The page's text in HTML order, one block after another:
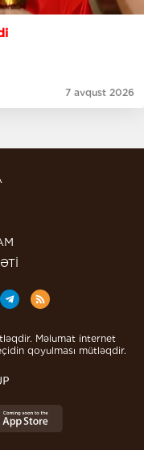
7 avqust 2026
Məlumat internet
qoyulması mütləqdir.